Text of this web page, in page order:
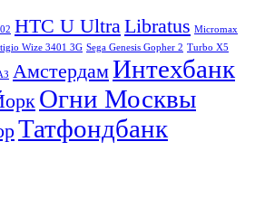
HTC U UltraLibratus Micromax
Wize 3401 3G Sega Genesis Gopher 2 Turbo X5
АмстердамИнтехбанк
Огни Москвы
Татфондбанк